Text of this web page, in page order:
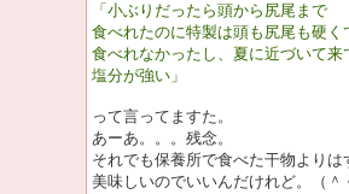
「小ぶりだったら頭から尻尾まで
食べれたのに特製は頭も尻尾も硬く
食べれなかったし、夏に近づいて来
塩分が強い」
って言ってますた。
あーあ。。。残念。
それでも保養所で食べた干物よりは
美味しいのでいいんだけれど。（＾